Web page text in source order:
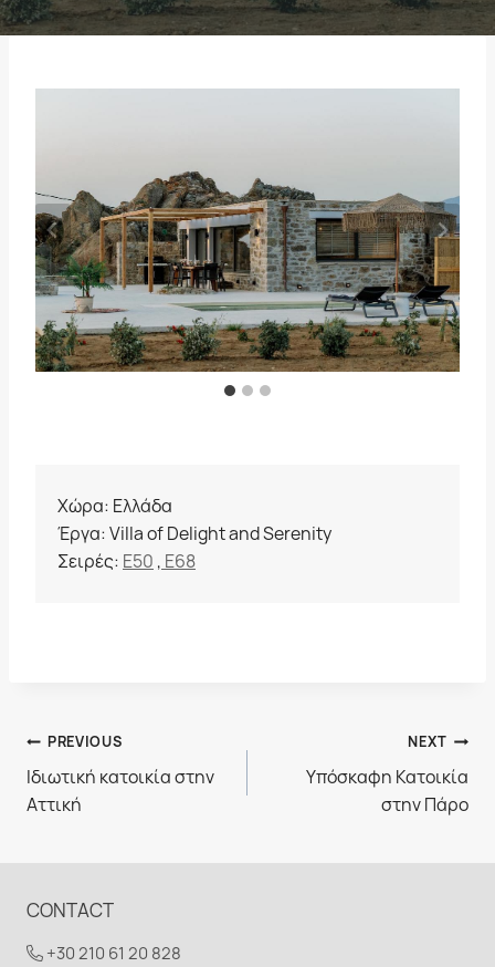
Χώρα: Ελλάδα
Έργα: Villa of Delight and Serenity
Σειρές: E50 , E68
Πλοήγηση
άρθρων
PREVIOUS
Ιδιωτική κατοικία στην
Αττική
NEXT
Υπόσκαφη Κατοικία
στην Πάρο
CONTACT
+30 210 61 20 828